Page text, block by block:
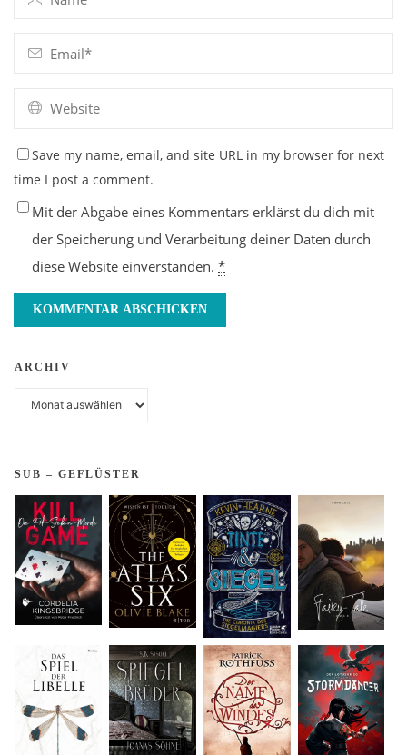
Save my name, email, and site URL in my browser for next
time I post a comment.
Mit der Abgabe eines Kommentars erklärst du dich mit
der Speicherung und Verarbeitung deiner Daten durch
diese Website einverstanden.*
ARCHIV
SUB – GEFLÜSTER